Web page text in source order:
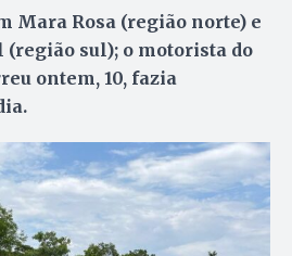
Mara Rosa (região norte) e
(região sul); o motorista do
ontem, 10, fazia